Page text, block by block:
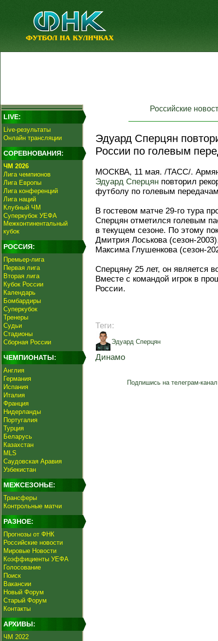
LIVE:
Live-результаты
Онлайн трансляции
СОРЕВНОВАНИЯ:
ЧМ 2026
Лига чемпионов
Лига Европы
Лига конференций
Лига наций
Клубный ЧМ
Суперкубок УЕФА
Межконтинентальный
кубок
РОССИЯ:
Премьер-лига
Первая лига
Вторая лига
Кубок России
Календарь
Бомбардиры
Суперкубок
Тренеры
Судьи
Стадионы
Сборная России
ЧЕМПИОНАТЫ:
Англия
Германия
Испания
Италия
Франция
Нидерланды
Португалия
Турция
Беларусь
Казахстан
MLS
Саудовская Аравия
Узбекистан
МЕЖСЕЗОНЬЕ:
Трансферы
Контрольные матчи
РАЗНОЕ:
Прогнозы от ФНК
Российские новости
Мировые Новости
Коэффициенты УЕФА
Голосование
Поиск
Вакансии
Новый Форум
Старый Форум
Контакты
АРХИВЫ:
ЧМ 2022
Российские
Эдуард Сперцян
России по голевым
МОСКВА, 11 мая. /ТАСС/.
Эдуард Сперцян повторил
футболу по голевым
В гостевом матче 29-го тура
Сперцян отметился голевым
в текущем сезоне. По этому
Дмитрия Лоськова (сезон-
Максима Глушенкова (сезон-
Сперцяну 25 лет, он является
Вместе с командой игрок в
России.
Теги:
Эдуард Сперцян
Динамо
Подпишись на телеграм-